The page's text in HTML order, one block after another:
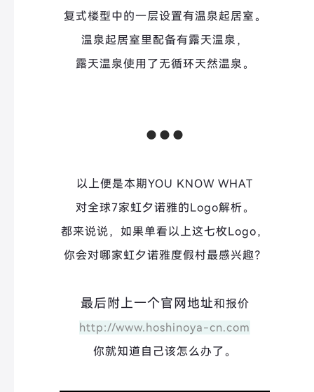
复式楼型中的一层设置有温泉起居室。
温泉起居室里配备有露天温泉，
露天温泉使用了无循环天然温泉。
●●●
以上便是本期YOU KNOW WHAT
对全球7家虹夕诺雅的Logo解析。
都来说说，如果单看以上这七枚Logo，
你会对哪家虹夕诺雅度假村最感兴趣？
最后附上一个官网地址和报价
http://www.hoshinoya-cn.com
你就知道自己该怎么办了。